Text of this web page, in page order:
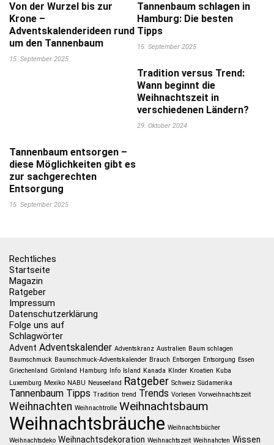
Von der Wurzel bis zur
Krone –
Adventskalenderideen rund
um den Tannenbaum
15. September 2025
Tannenbaum schlagen in
Hamburg: Die besten
Tipps
15. September 2025
Tradition versus Trend:
Wann beginnt die
Weihnachtszeit in
verschiedenen Ländern?
29. Oktober 2024
Tannenbaum entsorgen –
diese Möglichkeiten gibt es
zur sachgerechten
Entsorgung
15. September 2025
Rechtliches
Startseite
Magazin
Ratgeber
Impressum
Datenschutzerklärung
Folge uns auf
Schlagwörter
Advent Adventskalender Adventskranz Australien Baum schlagen
Baumschmuck Baumschmuck-Adventskalender Brauch Entsorgen Entsorgung Essen
Griechenland Grönland Hamburg Info Island Kanada KInder Kroatien Kuba
Luxemburg Mexiko NABU Neuseeland Ratgeber Schweiz Südamerika
Tannenbaum Tipps Tradition trend Trends Vorlesen Vorweihnachtszeit
Weihnachten Weihnachtrolle Weihnachtsbaum
Weihnachtsbräuche Weihnachtsbücher
Weihnachtsdeko Weihnachtsdekoration Weihnachtszeit Weihnahcten Wissen